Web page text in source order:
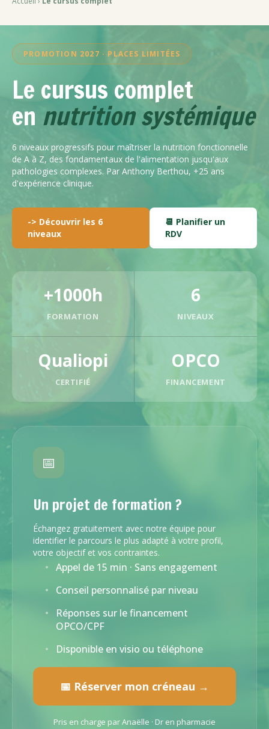
PROMOTION 2027 · PLACES LIMITÉES
Le cursus complet
en nutrition systémique
6 niveaux progressifs pour maîtriser la nutrition fonctionnelle
de A à Z, des fondamentaux de l'alimentation jusqu'aux
pathologies complexes. Par Anthony Berthou, +25 ans
d'expérience clinique.
-> Découvrir les 6
niveaux
📆 Planifier un
RDV
+1000h
FORMATION
6
NIVEAUX
Qualiopi
CERTIFIÉ
OPCO
FINANCEMENT
📅
Un projet de formation ?
Échangez gratuitement avec notre équipe pour
identifier le parcours le plus adapté à votre profil,
votre objectif et vos contraintes.
Appel de 15 min · Sans engagement
Conseil personnalisé par niveau
Réponses sur le financement
OPCO/CPF
Disponible en visio ou téléphone
📅 Réserver mon créneau →
Pris en charge par Anaëlle · Dr en pharmacie